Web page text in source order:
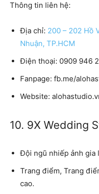
Thông tin liên hệ:
Địa chỉ: 200 – 202 Hồ
Nhuận, TP.HCM
Điện thoại: 0909 946
Fanpage: fb.me/
Website:
10. 9X Wedding
Đội ngũ nhiếp ảnh gia
Trang điểm, Trang
cao.